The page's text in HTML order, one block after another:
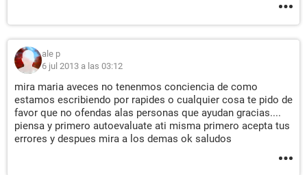
ale p
6 jul 2013 a las 03:12
mira maria aveces no tenenmos conciencia de como
estamos escribiendo por rapides o cualquier cosa te pido de
favor que no ofendas alas personas que ayudan gracias....
piensa y primero autoevaluate ati misma primero acepta tus
errores y despues mira a los demas ok saludos